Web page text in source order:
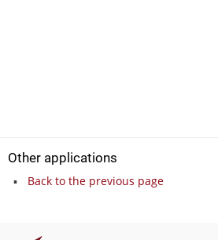
Other applications
Back to the previous page